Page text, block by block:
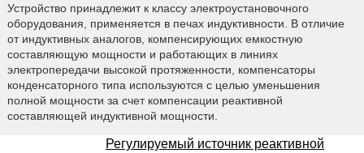
Устройство принадлежит к классу электроустановочного
оборудования, применяется в печах индуктивности. В отличие
от индуктивных аналогов, компенсирующих емкостную
составляющую мощности и работающих в линиях
электропередачи высокой протяженности, компенсаторы
конденсаторного типа используются с целью уменьшения
полной мощности за счет компенсации реактивной
составляющей индуктивной мощности.
Регулируемый источник реактивной